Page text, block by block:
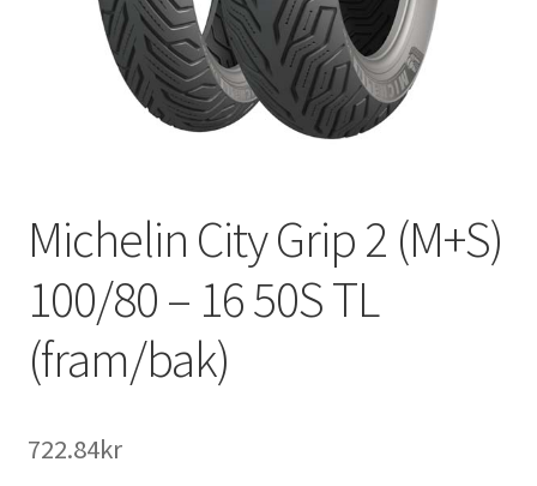
Michelin City Grip 2 (M+S)
100/80 – 16 50S TL
(fram/bak)
722.84kr